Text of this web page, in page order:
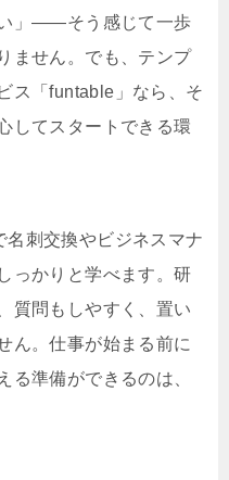
い」——そう感じて一歩
ません。でも、テンプ
ス「funtable」なら、そ
してスタートできる環
刺交換やビジネスマナ
っかりと学べます。研
質問もしやすく、置い
ん。仕事が始まる前に
る準備ができるのは、